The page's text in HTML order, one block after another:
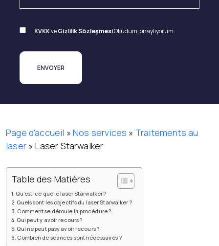
KVKKveGizlilik SözleşmesiOkudum, onaylıyorum.
Page d'accueil »Nos services » Traitements au
laser» Laser Starwalker
Table des Matières
Qu’est-ce que le laser Starwalker ?
Quels sont les objectifs du laser Starwalker ?
Comment se déroule la procédure ?
Qui peut y avoir recours ?
Qui ne peut pasy avoir recours ?
Combien de séances sont nécessaires ?